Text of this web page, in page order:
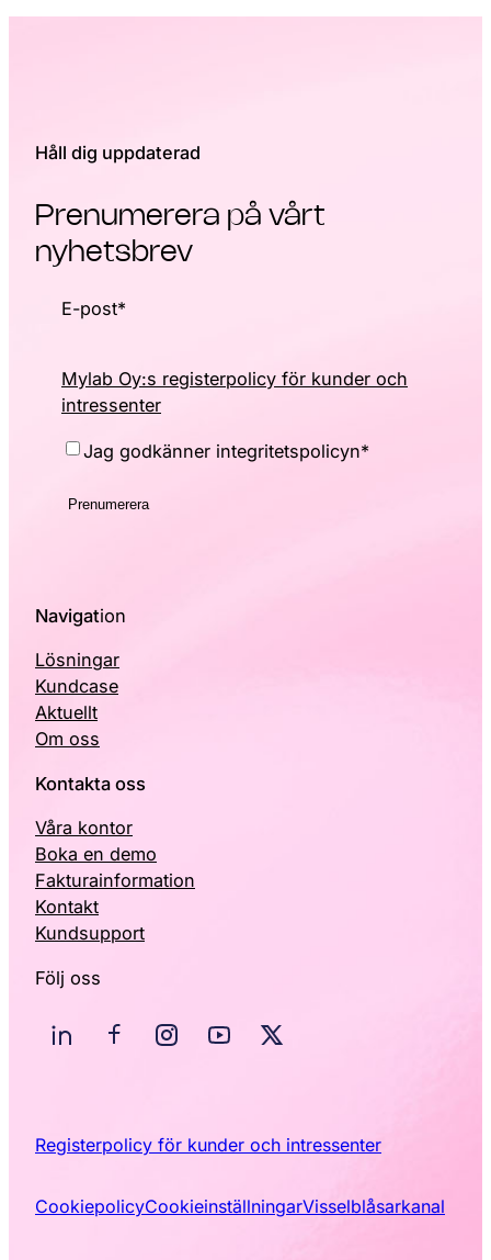
Håll dig uppdaterad
Prenumerera på vårt
nyhetsbrev
E-post*
Mylab Oy:s registerpolicy för kunder och
intressenter
Consent*
Jag godkänner integritetspolicyn*
Navigation
Lösningar
Kundcase
Aktuellt
Om oss
Kontakta oss
Våra kontor
Boka en demo
Fakturainformation
Kontakt
Kundsupport
Följ oss
Registerpolicy för kunder och intressenter
CookiepolicyCookieinställningarVisselblåsarkanal